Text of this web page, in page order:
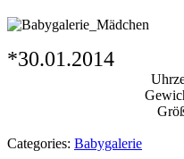
*30.01.2014
Categories: Babygalerie